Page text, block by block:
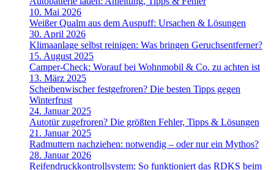
10. Mai 2026
Weißer Qualm aus dem Auspuff: Ursachen & Lösungen
30. April 2026
Klimaanlage selbst reinigen: Was bringen Geruchsentferner?
15. August 2025
Camper-Check: Worauf bei Wohnmobil & Co. zu achten ist
13. März 2025
Scheibenwischer festgefroren? Die besten Tipps gegen
Winterfrust
24. Januar 2025
Autotür zugefroren? Die größten Fehler, Tipps & Lösungen
21. Januar 2025
Radmuttern nachziehen: notwendig – oder nur ein Mythos?
28. Januar 2026
Reifendruckkontrollsystem: So funktioniert das RDKS beim